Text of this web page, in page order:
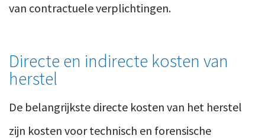
van contractuele verplichtingen.
Directe en indirecte kosten van
herstel
De belangrijkste directe kosten van het herstel
zijn kosten voor technisch en forensische